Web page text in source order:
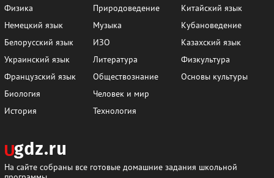
Физика
Немецкий язык
Белорусский язык
Украинский язык
Французский язык
Биология
История
Природоведение
Музыка
ИЗО
Литература
Обществознание
Человек и мир
Технология
Китайский язык
Кубановедение
Казахский язык
Физкультура
Основы культуры
На сайте собраны все готовые домашние задания школьной